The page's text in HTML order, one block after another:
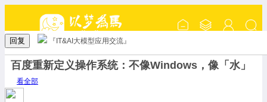
回复 『IT&AI大模型应用交流』
百度重新定义操作系统：不像Windows，像「水」
看全部